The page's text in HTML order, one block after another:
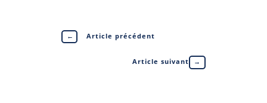
← Article précédent
Article suivant →